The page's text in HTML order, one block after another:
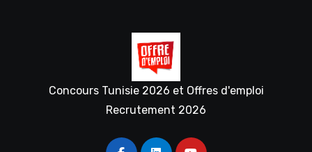
Concours Tunisie 2026 et Offres d'emploi
Recrutement 2026